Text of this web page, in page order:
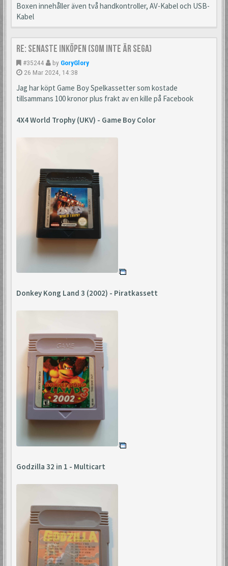
Boxen innehåller även två handkontroller, AV-Kabel och USB-
Kabel
Re: Senaste inköpen (som inte är Sega)
#35244 by GoryGlory
26 Mar 2024, 14:38
Jag har köpt Game Boy Spelkassetter som kostade
tillsammans 100 kronor plus frakt av en kille på Facebook
4X4 World Trophy (UKV) - Game Boy Color
Donkey Kong Land 3 (2002) - Piratkassett
Godzilla 32 in 1 - Multicart